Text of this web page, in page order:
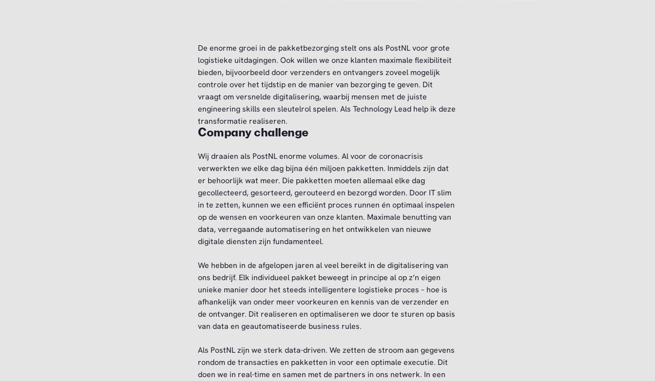
De enorme groei in de pakketbezorging stelt ons als PostNL voor grote
logistieke uitdagingen. Ook willen we onze klanten maximale flexibiliteit
bieden, bijvoorbeeld door verzenders en ontvangers zoveel mogelijk
controle over het tijdstip en de manier van bezorging te geven. Dit
vraagt om versnelde digitalisering, waarbij mensen met de juiste
engineering skills een sleutelrol spelen. Als Technology Lead help ik deze
transformatie realiseren.
Company challenge
Wij draaien als PostNL enorme volumes. Al voor de coronacrisis
verwerkten we elke dag bijna één miljoen pakketten. Inmiddels zijn dat
er behoorlijk wat meer. Die pakketten moeten allemaal elke dag
gecollecteerd, gesorteerd, gerouteerd en bezorgd worden. Door IT slim
in te zetten, kunnen we een efficiënt proces runnen én optimaal inspelen
op de wensen en voorkeuren van onze klanten. Maximale benutting van
data, verregaande automatisering en het ontwikkelen van nieuwe
digitale diensten zijn fundamenteel.
We hebben in de afgelopen jaren al veel bereikt in de digitalisering van
ons bedrijf. Elk individueel pakket beweegt in principe al op z’n eigen
unieke manier door het steeds intelligentere logistieke proces – hoe is
afhankelijk van onder meer voorkeuren en kennis van de verzender en
de ontvanger. Dit realiseren en optimaliseren we door te sturen op basis
van data en geautomatiseerde business rules.
Als PostNL zijn we sterk data-driven. We zetten de stroom aan gegevens
rondom de transacties en pakketten in voor een optimale executie. Dit
doen we in real-time en samen met de partners in ons netwerk. In een